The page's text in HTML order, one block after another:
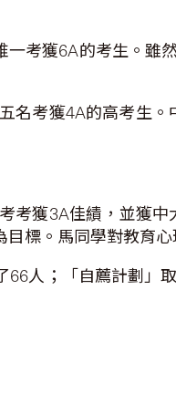
考獲6A的考生。
名考獲4A的高考生
考獲3A佳績，並獲
標。馬同學對教育
人；「自薦計劃」